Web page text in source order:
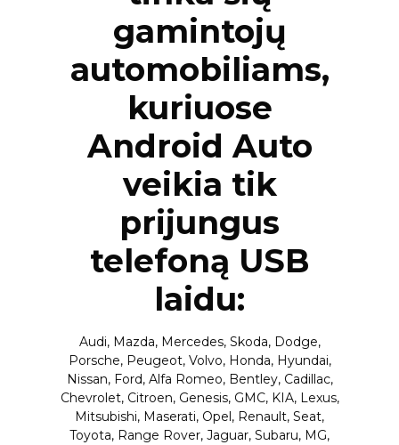
gamintojų
automobiliams,
kuriuose
Android Auto
veikia tik
prijungus
telefoną USB
laidu:
Audi, Mazda, Mercedes, Skoda, Dodge,
Porsche, Peugeot, Volvo, Honda, Hyundai,
Nissan, Ford, Alfa Romeo, Bentley, Cadillac,
Chevrolet, Citroen, Genesis, GMC, KIA, Lexus,
Mitsubishi, Maserati, Opel, Renault, Seat,
Toyota, Range Rover, Jaguar, Subaru, MG,